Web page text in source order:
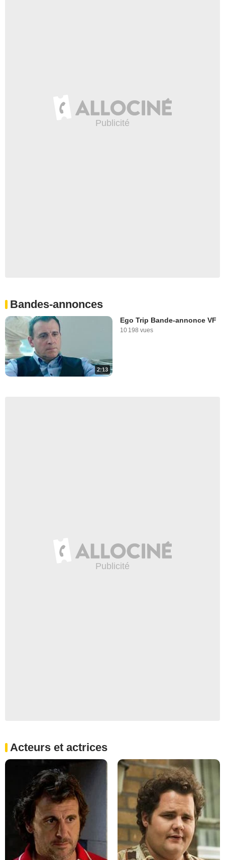
Bandes-annonces
2:13
Ego Trip Bande-annonce VF
10 198 vues
Acteurs et actrices